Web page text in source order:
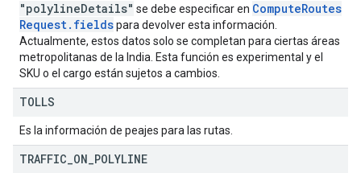
"polylineDetails" se debe especificar en ComputeRoutes
Request. fieldspara devolver esta información.
Actualmente, estos datos solo se completan para ciertas áreas
metropolitanas de la India. Esta función es experimental y el
SKU o el cargo están sujetos a cambios.
TOLLS
Es la información de peajes para las rutas.
TRAFFIC ON POLYLINE